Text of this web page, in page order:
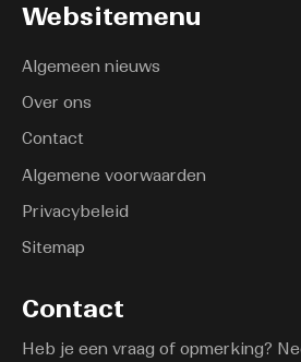
Websitemenu
Algemeen nieuws
Over ons
Contact
Algemene voorwaarden
Privacybeleid
Sitemap
Contact
Heb je een vraag of opmerking?